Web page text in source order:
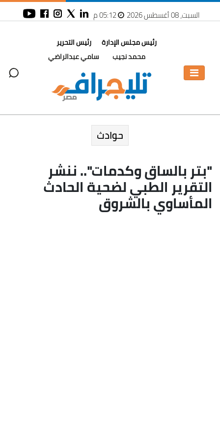
السبت، 08 أغسطس 2026 05:12 م
رئيس مجلس الإدارة
محمد نجيب
رئيس التحرير
سامي عبدالراضي
حوادث
"بتر بالساق وكدمات".. ننشر
التقرير الطبي لضحية الحادث
المأساوي بالشروق